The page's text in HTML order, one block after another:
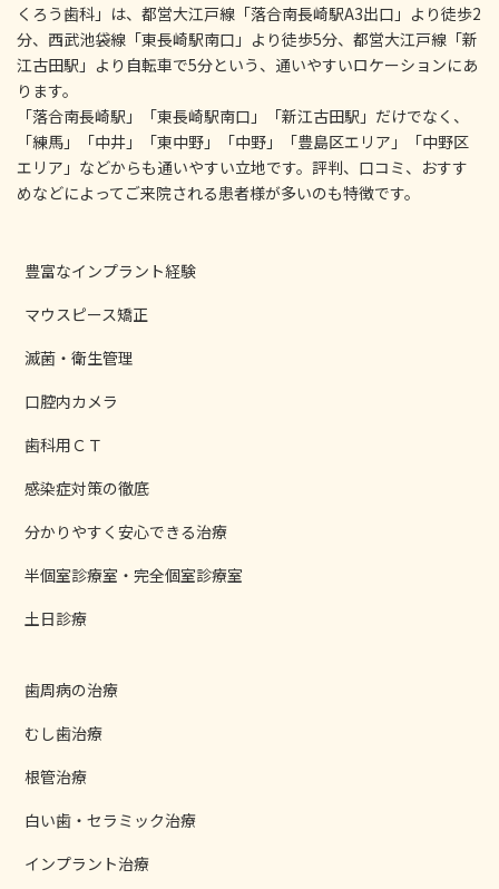
くろう歯科」は、都営大江戸線「落合南長崎駅A3出口」より徒歩2
分、西武池袋線「東長崎駅南口」より徒歩5分、都営大江戸線「新
江古田駅」より自転車で5分という、通いやすいロケーションにあ
ります。
「落合南長崎駅」「東長崎駅南口」「新江古田駅」だけでなく、
「練馬」「中井」「東中野」「中野」「豊島区エリア」「中野区
エリア」などからも通いやすい立地です。評判、口コミ、おすす
めなどによってご来院される患者様が多いのも特徴です。
豊富なインプラント経験
マウスピース矯正
滅菌・衛生管理
口腔内カメラ
歯科用ＣＴ
感染症対策の徹底
分かりやすく安心できる治療
半個室診療室・完全個室診療室
土日診療
歯周病の治療
むし歯治療
根管治療
白い歯・セラミック治療
インプラント治療